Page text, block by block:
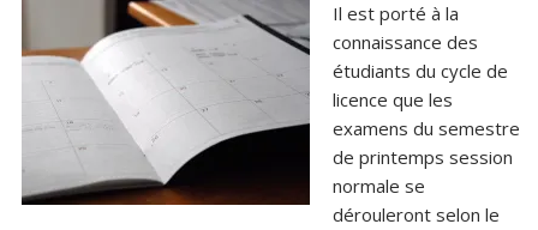
Il est porté à la
connaissance des
étudiants du cycle de
licence que les
examens du semestre
de printemps session
normale se
dérouleront selon le